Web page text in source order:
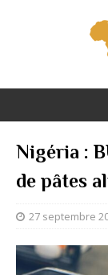
Nigéria :
de pâtes
27 septembre